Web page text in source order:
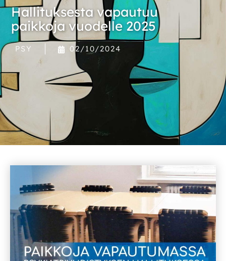
Hallituksesta vapautuu
paikkoja vuodelle 2025
PSY 02/10/2024